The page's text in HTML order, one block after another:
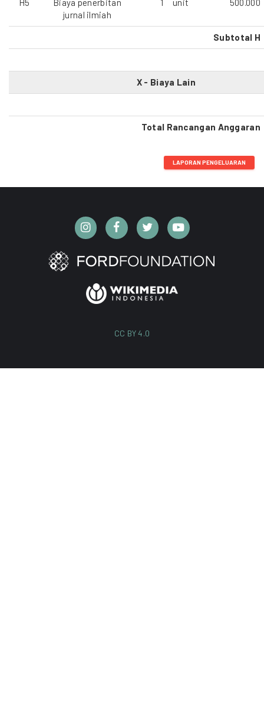
H5
Biaya penerbitan
jurnal ilmiah
1 unit 500.000
Subtotal H
X - Biaya Lain
Total Rancangan Anggaran
LAPORAN PENGELUARAN
CC BY 4.0